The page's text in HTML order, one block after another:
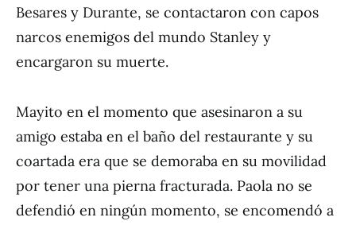
Besares y Durante, se contactaron con capos
narcos enemigos del mundo Stanley y
encargaron su muerte.
Mayito en el momento que asesinaron a su
amigo estaba en el baño del restaurante y su
coartada era que se demoraba en su movilidad
por tener una pierna fracturada. Paola no se
defendió en ningún momento, se encomendó a